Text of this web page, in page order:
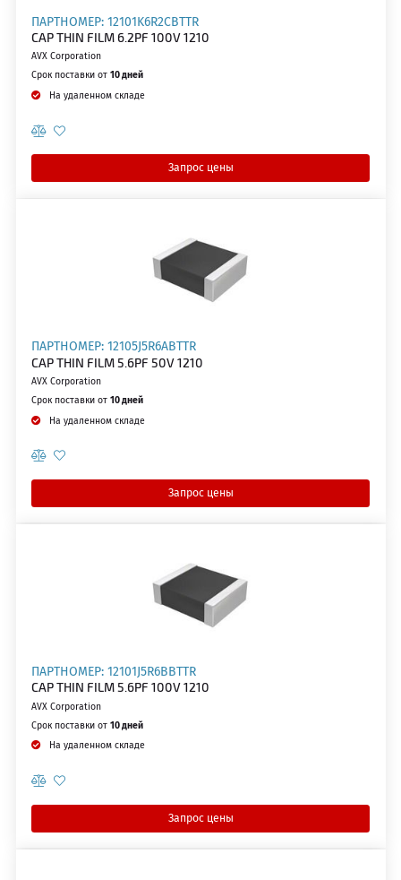
ПАРТНОМЕР: 12101K6R2CBTTR
CAP THIN FILM 6.2PF 100V 1210
AVX Corporation
Срок поставки от 10 дней
На удаленном складе
Запрос цены
ПАРТНОМЕР: 12105J5R6ABTTR
CAP THIN FILM 5.6PF 50V 1210
AVX Corporation
Срок поставки от 10 дней
На удаленном складе
Запрос цены
ПАРТНОМЕР: 12101J5R6BBTTR
CAP THIN FILM 5.6PF 100V 1210
AVX Corporation
Срок поставки от 10 дней
На удаленном складе
Запрос цены